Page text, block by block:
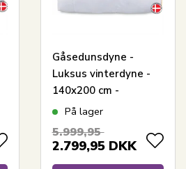
Gåsedunsdyne -
Luksus vinterdyne -
140x200 cm -
Premium By Borg -
varm
På lager
5.999,95
2.799,95 DKK